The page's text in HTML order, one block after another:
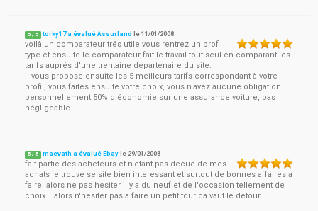
5 / 5 torky17 a évalué Assurland le11/01/2008
voilà un comparateur trés utile vous rentrez un profil
type et ensuite le comparateur fait le travail tout seul en comparant les
tarifs auprés d'une trentaine departenaire du site.
il vous propose ensuite les 5 meilleurs tarifs correspondant à votre
profil, vous faites ensuite votre choix, vous n'avez aucune obligation.
personnellement 50% d'économie sur une assurance voiture, pas
négligeable.
5 / 5 maevath a évalué Ebay le 29/01/2008
fait partie des acheteurs et n'etant pas decue de mes
achats je trouve se site bien interessant et surtout de bonnes affaires a
faire. alors ne pas hesiter il y a du neuf et de l'occasion tellement de
choix... alors n'hesiter pas a faire un petit tour ca vaut le detour